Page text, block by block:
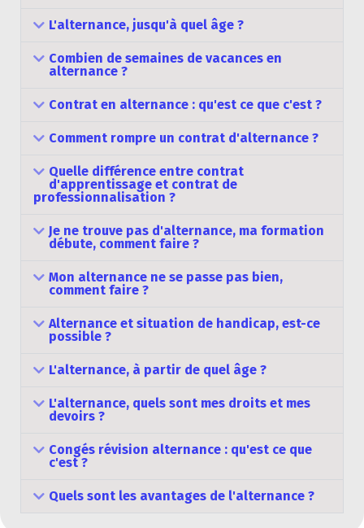
L'alternance, jusqu'à quel âge ?
Combien de semaines de vacances en
alternance ?
Contrat en alternance : qu'est ce que c'est ?
Comment rompre un contrat d'alternance ?
Quelle différence entre contrat
d'apprentissage et contrat de
professionnalisation ?
Je ne trouve pas d'alternance, ma formation
débute, comment faire ?
Mon alternance ne se passe pas bien,
comment faire ?
Alternance et situation de handicap, est-ce
possible ?
L'alternance, à partir de quel âge ?
L'alternance, quels sont mes droits et mes
devoirs ?
Congés révision alternance : qu'est ce que
c'est ?
Quels sont les avantages de l'alternance ?